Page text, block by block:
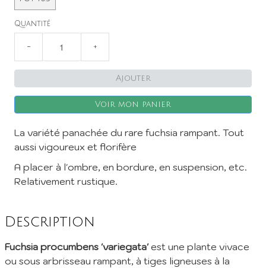
Quantité
− +
Ajouter
Voir mon panier
La variété panachée du rare fuchsia rampant. Tout
aussi vigoureux et florifère
A placer à l'ombre, en bordure, en suspension, etc.
Relativement rustique.
Description
Fuchsia procumbens 'variegata'est une plante vivace
ou sous arbrisseau rampant, à tiges ligneuses à la
Inscription à la Newsletter
catalogue, fêtes des plantes à venir, promos et réductions en
cours... (1 mail/ mois max)
EMail :